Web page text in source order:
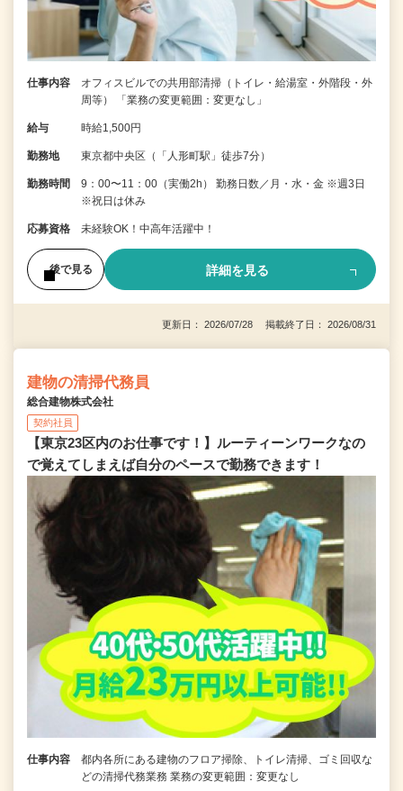
仕事内容
オフィスビルでの共用部清掃（トイレ・給湯室・外階段・外
周等） 「業務の変更範囲：変更なし」
給与 時給1,500円
勤務地 東京都中央区（「人形町駅」徒歩7分）
勤務時間
9：00〜11：00（実働2h） 勤務日数／月・水・金 ※週3日
※祝日は休み
応募資格 未経験OK！中高年活躍中！
後で見る 詳細を見る
更新日： 2026/07/28 掲載終了日： 2026/08/31
建物の清掃代務員
総合建物株式会社
契約社員
【東京23区内のお仕事です！】ルーティーンワークなの
で覚えてしまえば自分のペースで勤務できます！
仕事内容
都内各所にある建物のフロア掃除、トイレ清掃、ゴミ回収な
どの清掃代務業務 業務の変更範囲：変更なし